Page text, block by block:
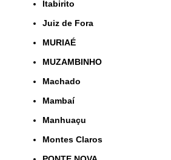
Itabirito
Juiz de Fora
MURIAÉ
MUZAMBINHO
Machado
Mambaí
Manhuaçu
Montes Claros